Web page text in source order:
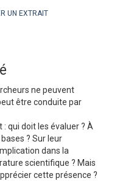
UN EXTRAIT
ne peuvent
être conduite par
qui doit les évaluer ? À
? Sur leur
dans la
scientifique ? Mais
cette présence ?